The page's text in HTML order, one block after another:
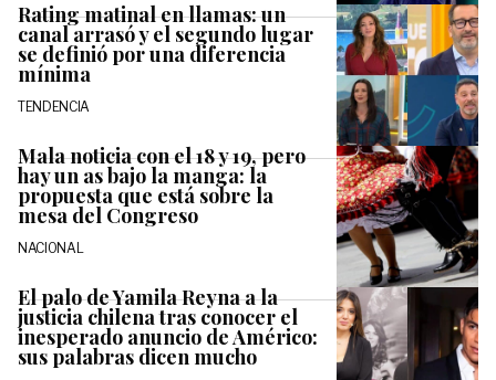
Rating matinal en llamas: un
canal arrasó y el segundo lugar
se definió por una diferencia
mínima
TENDENCIA
Mala noticia con el 18 y 19, pero
hay un as bajo la manga: la
propuesta que está sobre la
mesa del Congreso
NACIONAL
El palo de Yamila Reyna a la
justicia chilena tras conocer el
inesperado anuncio de Américo:
sus palabras dicen mucho